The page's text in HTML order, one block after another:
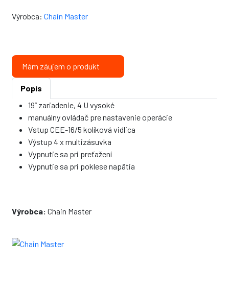
Výrobca:Chain Master
Mám záujem o produkt
Popis
19” zariadenie, 4 U vysoké
manuálny ovládač pre nastavenie operácie
Vstup CEE-16/5 kolíková vidlica
Výstup 4 x multizásuvka
Vypnutie sa pri preťažení
Vypnutie sa pri poklese napätia
Výrobca: Chain Master